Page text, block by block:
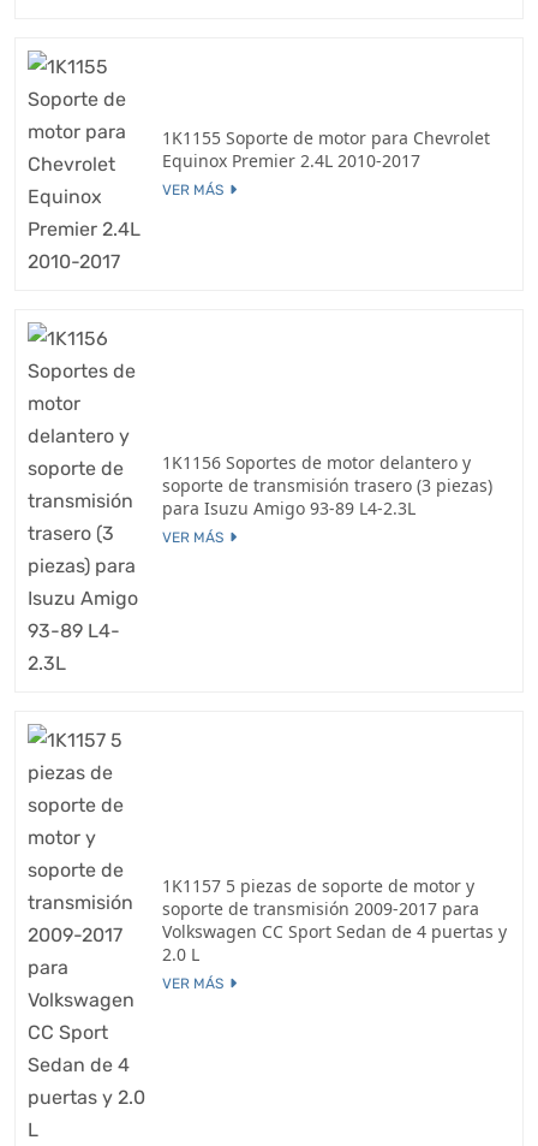
1K1155 Soporte de motor para Chevrolet
Equinox Premier 2.4L 2010-2017
VER MÁS
1K1156 Soportes de motor delantero y
soporte de transmisión trasero (3 piezas)
para Isuzu Amigo 93-89 L4-2.3L
VER MÁS
1K1157 5 piezas de soporte de motor y
soporte de transmisión 2009-2017 para
Volkswagen CC Sport Sedan de 4 puertas y
2.0 L
VER MÁS